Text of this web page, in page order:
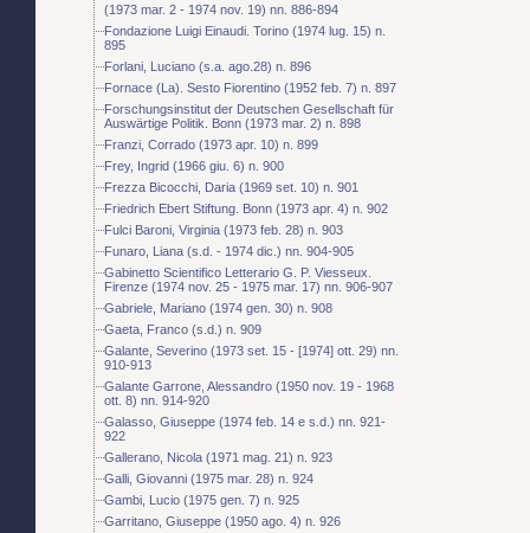
(1973 mar. 2 - 1974 nov. 19) nn. 886-894
Fondazione Luigi Einaudi. Torino (1974 lug. 15) n.
895
Forlani, Luciano (s.a. ago.28) n. 896
Fornace (La). Sesto Fiorentino (1952 feb. 7) n. 897
Forschungsinstitut der Deutschen Gesellschaft für
Auswärtige Politik. Bonn (1973 mar. 2) n. 898
Franzi, Corrado (1973 apr. 10) n. 899
Frey, Ingrid (1966 giu. 6) n. 900
Frezza Bicocchi, Daria (1969 set. 10) n. 901
Friedrich Ebert Stiftung. Bonn (1973 apr. 4) n. 902
Fulci Baroni, Virginia (1973 feb. 28) n. 903
Funaro, Liana (s.d. - 1974 dic.) nn. 904-905
Gabinetto Scientifico Letterario G. P. Viesseux.
Firenze (1974 nov. 25 - 1975 mar. 17) nn. 906-907
Gabriele, Mariano (1974 gen. 30) n. 908
Gaeta, Franco (s.d.) n. 909
Galante, Severino (1973 set. 15 - [1974] ott. 29) nn.
910-913
Galante Garrone, Alessandro (1950 nov. 19 - 1968
ott. 8) nn. 914-920
Galasso, Giuseppe (1974 feb. 14 e s.d.) nn. 921-
922
Gallerano, Nicola (1971 mag. 21) n. 923
Galli, Giovanni (1975 mar. 28) n. 924
Gambi, Lucio (1975 gen. 7) n. 925
Garritano, Giuseppe (1950 ago. 4) n. 926